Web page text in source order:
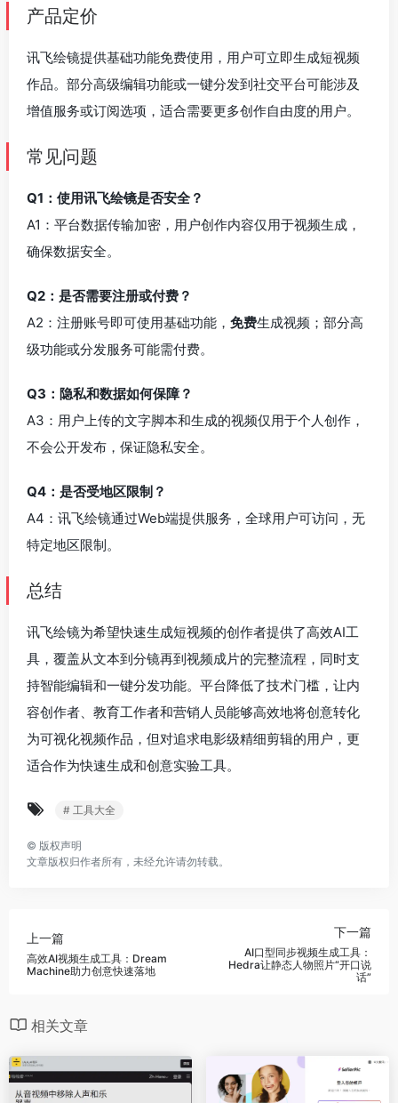
产品定价
讯飞绘镜提供基础功能免费使用，用户可立即生成短视频
作品。部分高级编辑功能或一键分发到社交平台可能涉及
增值服务或订阅选项，适合需要更多创作自由度的用户。
常见问题
Q1：使用讯飞绘镜是否安全？
A1：平台数据传输加密，用户创作内容仅用于视频生成，
确保数据安全。
Q2：是否需要注册或付费？
A2：注册账号即可使用基础功能， 免费生成视频；部分高
级功能或分发服务可能需付费。
Q3：隐私和数据如何保障？
A3：用户上传的文字脚本和生成的视频仅用于个人创作，
不会公开发布，保证隐私安全。
Q4：是否受地区限制？
A4：讯飞绘镜通过Web端提供服务，全球用户可访问，无
特定地区限制。
总结
讯飞绘镜为希望快速生成短视频的创作者提供了高效AI工
具，覆盖从文本到分镜再到视频成片的完整流程，同时支
持智能编辑和一键分发功能。平台降低了技术门槛，让内
容创作者、教育工作者和营销人员能够高效地将创意转化
为可视化视频作品，但对追求电影级精细剪辑的用户，更
适合作为快速生成和创意实验工具。
# 工具大全
© 版权声明
文章版权归作者所有，未经允许请勿转载。
上一篇
高效AI视频生成工具：Dream
Machine助力创意快速落地
下一篇
AI口型同步视频生成工具：
Hedra让静态人物照片“开口说
话”
相关文章